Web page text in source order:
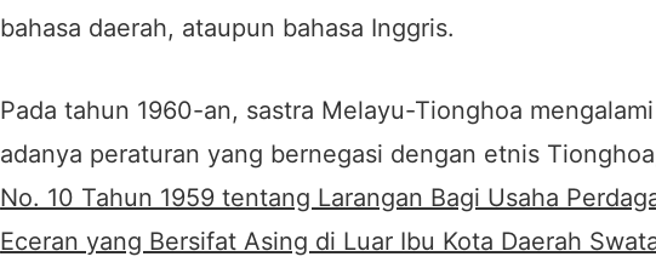
bahasa daerah, ataupun bahasa Inggris.
Pada tahun 1960-an, sastra Melayu-Tionghoa
adanya peraturan yang bernegasi dengan etnis
No. 10 Tahun 1959 tentang Larangan Bagi Usaha
Eceran yang Bersifat Asing di Luar Ibu Kota Daerah